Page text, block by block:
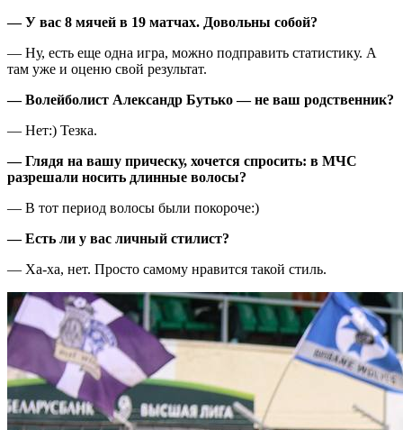
—У вас 8 мячей в 19 матчах. Довольны собой?
— Ну, есть еще одна игра, можно подправить статистику. А
там уже и оценю свой результат.
—Волейболист Александр Бутько— не ваш родственник?
— Нет:) Тезка.
—Глядя на вашу прическу, хочется спросить: в МЧС
разрешали носить длинные волосы?
— В тот период волосы были покороче:)
—Есть ли у вас личный стилист?
— Ха-ха, нет. Просто самому нравится такой стиль.